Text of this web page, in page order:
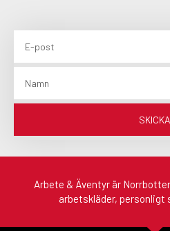
SKICKA
Arbete & Äventyr är
arbetskläder, personligt